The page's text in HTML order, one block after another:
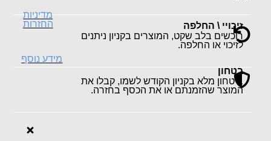
זיכויי \ החלפה
רוכשים בלב שקט, המוצרים בקניון ניתנים
לזיכוי או החלפה.
מדיניות
החזרות
בטחון
ביטחון מלא בקניון הקודש לשמו, קבלו את
המוצר שהזמנתם או את הכסף בחזרה.
מידע נוסף